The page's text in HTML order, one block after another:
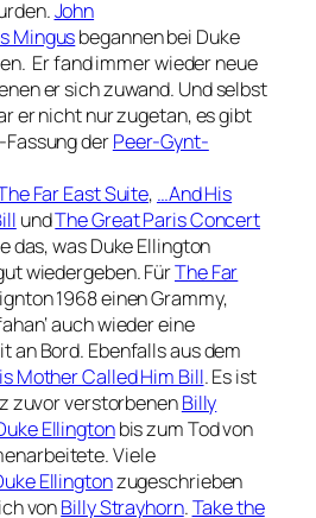
John
Mingusbegannen bei Duke
Er fand immer wieder neue
er sich zuwand. Und selbst
er nicht nur zugetan, es gibt
derPeer-Gynt-
Far East Suite, …And His
undThe Great Paris Concert
das, was Duke Ellington
wiedergeben. FürThe Far
1968 einen Grammy,
auch wieder eine
an Bord. Ebenfalls aus dem
Mother Called Him Bill. Es ist
zuvor verstorbenenBilly
Ellingtonbis zum Tod von
Viele
Ellingtonzugeschrieben
vonBilly Strayhorn.Take the